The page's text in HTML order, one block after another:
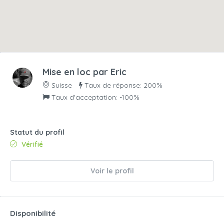
Mise en loc par Eric
Suisse
Taux de réponse: 200%
Taux d'acceptation: -100%
Statut du profil
Vérifié
Voir le profil
Disponibilité